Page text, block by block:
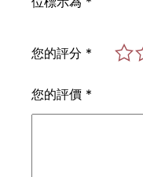
您的評分 *
您的評價 *